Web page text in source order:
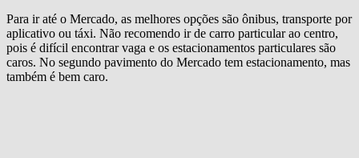
Para ir até o Mercado, as melhores opções são ônibus, transporte por
aplicativo ou táxi. Não recomendo ir de carro particular ao centro,
pois é difícil encontrar vaga e os estacionamentos particulares são
caros. No segundo pavimento do Mercado tem estacionamento, mas
também é bem caro.